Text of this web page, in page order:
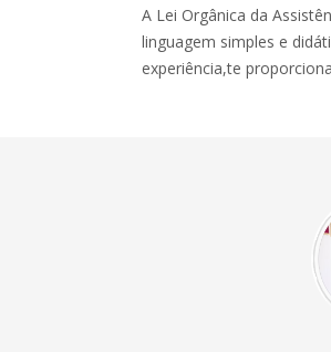
A Lei Orgânica da
linguagem simples e
experiência,te